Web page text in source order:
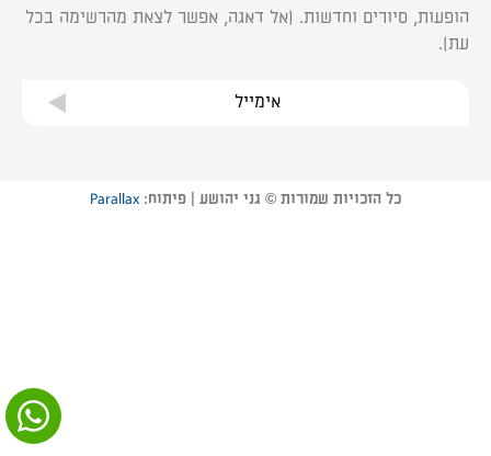
הופעות, סיורים וחדשות. (אל דאגה, אפשר לצאת מהרשימה בכל
עת).
אימייל
כל הזכויות שמורות © גני יהושע | פיתוח: Parallax